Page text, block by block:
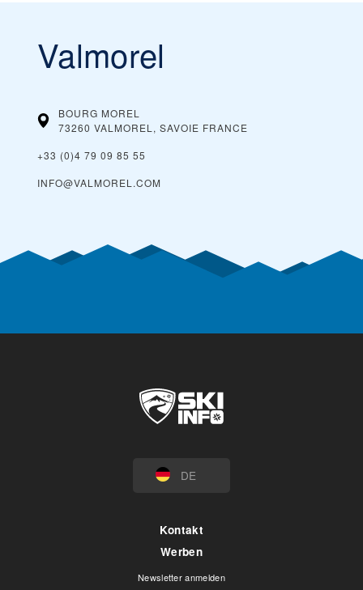
Valmorel
BOURG MOREL
73260 VALMOREL, SAVOIE FRANCE
+33 (0)4 79 09 85 55
INFO@VALMOREL.COM
DE
Kontakt
Werben
Newsletter anmelden